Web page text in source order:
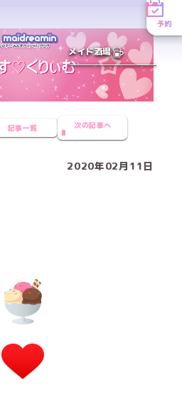
予約
メイド酒場
記事一覧 次の記事へ
2020年02月11日